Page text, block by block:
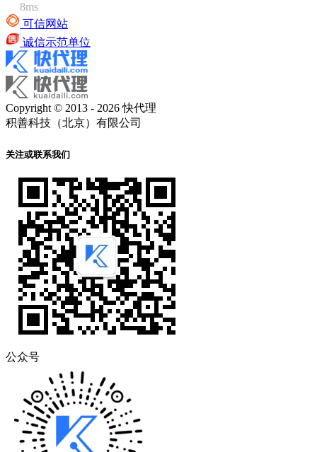
8ms
可信网站
诚信示范单位
Copyright © 2013 - 2026 快代理
积善科技（北京）有限公司
关注或联系我们
公众号